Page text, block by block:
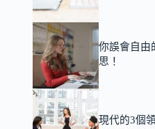
你誤會自由
思！
現代的3個